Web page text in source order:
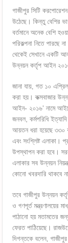
গাজীপুর সিটি
উঠেছে। কিন্তু বেশির
বর্তমানে অনেক বেশি
পরিকল্পনা নিতে পারছে
থেকেই সেখানে একটি
উন্নয়ন কর্তৃপ আইন
জানা যায়, গত ১০
করা হয়। কক্সবাজার
আইন- ২০১৬’ নামে
জনবল, কর্মপরিধি
আয়তন ধরা হয়েছে ৩৩০
এবং সংশ্লিষ্ট এলাকা।
উপস্থাপন করা হবে।
এলাকার সব উন্নয়ন
কোনো খবরদারি থাকবে
তবে গাজীপুর উন্নয়ন
ও গণপূর্ত মন্ত্রণালয়ের
পাঠানো হয় মতামতের
ফেরত পাঠিয়েছে।
দিগন্তকে বলেন,